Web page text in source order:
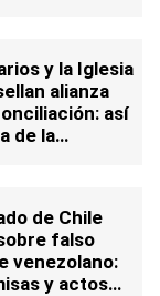
y la Iglesia
alianza
así
de la
de Chile
falso
venezolano:
y actos